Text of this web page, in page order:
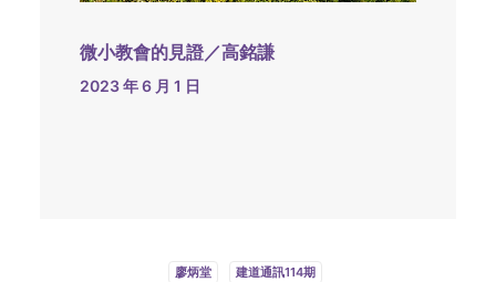
微小教會的見證／高銘謙
2023 年 6 月 1 日
廖炳堂 建道通訊114期